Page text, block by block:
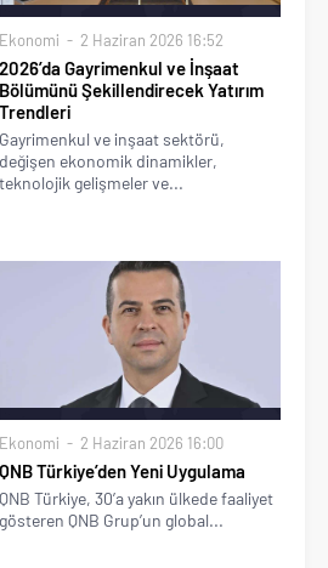
Ekonomi 2 Haziran 2026 16:52
2026’da Gayrimenkul ve İnşaat
Bölümünü Şekillendirecek Yatırım
Trendleri
Gayrimenkul ve inşaat sektörü,
değişen ekonomik dinamikler,
teknolojik gelişmeler ve...
Ekonomi 2 Haziran 2026 16:00
QNB Türkiye’den Yeni Uygulama
QNB Türkiye, 30’a yakın ülkede faaliyet
gösteren QNB Grup’un global...